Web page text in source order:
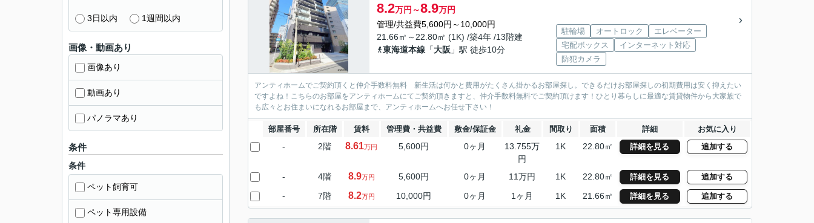
8.2万円～8.9万円
管理/共益費5,600円～10,000円
21.66㎡～22.80㎡ (1K) /築4年 /13階建
東海道本線 「大阪 」駅 徒歩10分
駐輪場 オートロック
エレベーター
宅配ボックス
インターネット対応
防犯カメラ
アンティホームでご契約頂くと仲介手数料無料 新生活は何かと費用がたくさん掛かるお部屋探し。できるだけお部屋探しの初期費用は安く抑えたい
ですよね！こちらのお部屋をアンティホームにてご契約頂きますと、仲介手数料無料でご契約頂けます！ひとり暮らしに最適な賃貸物件から大家族で
も広々とお住まいになれるお部屋まで、アンティホームへお任せ下さい！
部屋番号 所在階 賃料 管理費・共益費 敷金/保証金 礼金 間取り 面積 詳細 お気に入り
- 2階 8.61万円 5,600円 0ヶ月
13.755万
円
1K 22.80㎡ 詳細を見る 追加する
- 4階 8.9万円 5,600円 0ヶ月 11万円 1K 22.80㎡ 詳細を見る 追加する
- 7階 8.2万円 10,000円 0ヶ月 1ヶ月 1K 21.66㎡ 詳細を見る 追加する
3日以内 1週間以内
画像・動画あり
画像あり
動画あり
パノラマあり
条件
条件
ペット飼育可
ペット専用設備